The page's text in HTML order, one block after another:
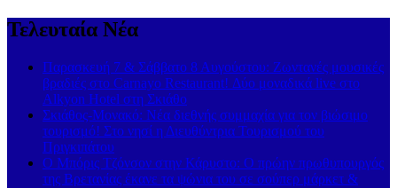
Τελευταία Νέα
Παρασκευή 7 & Σάββατο 8 Αυγούστου: Ζωντανές μουσικές
βραδιές στο Carnayo Restaurant! Δύο μοναδικά live στο
Alkyon Hotel στη Σκιάθο
Σκιάθος-Μονακό: Νέα διεθνής συμμαχία για τον βιώσιμο
τουρισμό! Στο νησί η Διευθύντρια Τουρισμού του
Πριγκιπάτου
Ο Μπόρις Τζόνσον στην Κάρυστο: Ο πρώην πρωθυπουργός
της Βρετανίας έκανε τα ψώνια του σε σούπερ μάρκετ &